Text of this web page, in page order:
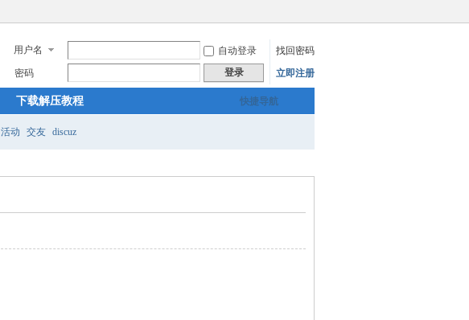
用户名 自动登录
找回密码
密码
登录 立即注册
快捷导航
下载解压教程
活动 交友 discuz